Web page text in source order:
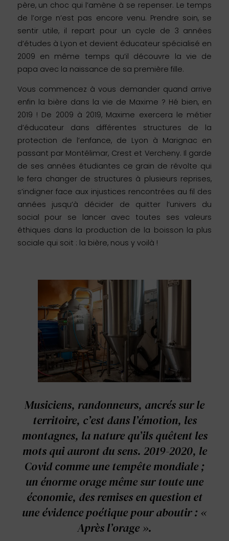
père, un choc qui l’amène à se repenser. Le temps
de l’orge n’est pas encore venu. Prendre soin, se
sentir utile, il repart pour un cycle de 3 années
d’études à Lyon et devient éducateur spécialisé en
2009 en même temps qu’il découvre la vie de
papa avec la naissance de sa première fille.
Vous commencez à vous demander quand arrive
enfin la bière dans la vie de Maxime ? Hé bien, en
2019 ! De 2009 à 2019, Maxime exercera le métier
d’éducateur dans différentes structures de la
protection de l’enfance, de Lyon à Marignac en
passant par Montélimar, Crest et Vercheny. Il garde
de ses années étudiantes ce grain de révolte qui
le fera changer de structures à plusieurs reprises,
s’indigner face aux injustices rencontrées au fil des
années jusqu’à décider de quitter l’univers du
social pour se lancer avec toutes ses valeurs
éthiques dans la production de la boisson la plus
sociale qui soit : la bière, nous y voilà !
Musiciens, randonneurs, ancrés sur le
territoire, c’est dans l’émotion, les
montagnes, la nature qu’ils quêtent les
mots qui auront du sens. 2019-2020, le
Covid comme une tempête mondiale ;
un énorme orage même sur toute une
économie, des remises en question et
une évidence poétique pour aboutir : «
Après l’orage ».